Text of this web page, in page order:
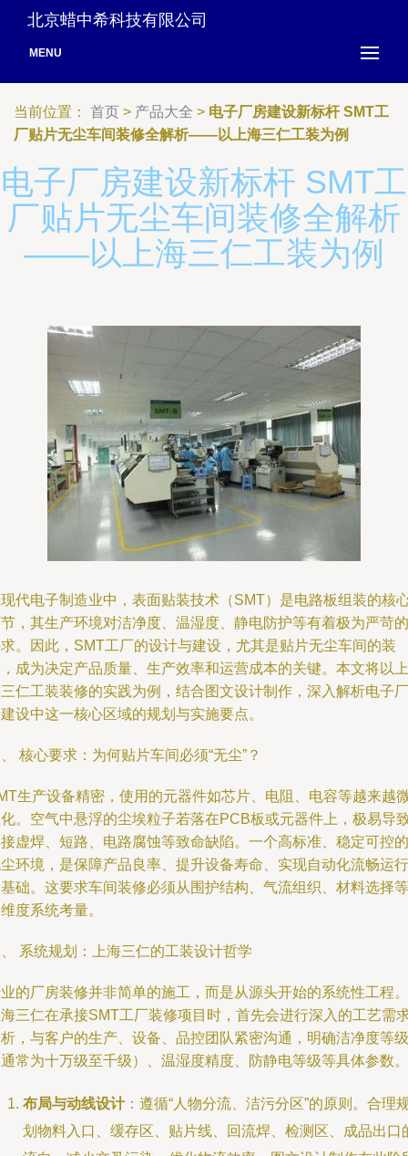
北京蜡中希科技有限公司
MENU
当前位置： 首页 > 产品大全 > 电子厂房建设新标杆 SMT工
厂贴片无尘车间装修全解析——以上海三仁工装为例
电子厂房建设新标杆 SMT工
厂贴片无尘车间装修全解析
——以上海三仁工装为例
代电子制造业中，表面贴装技术（SMT）是电路板组装的核
，其生产环境对洁净度、温湿度、静电防护等有着极为严苛的
。因此，SMT工厂的设计与建设，尤其是贴片无尘车间的装
成为决定产品质量、生产效率和运营成本的关键。本文将以上
仁工装装修的实践为例，结合图文设计制作，深入解析电子厂
设中这一核心区域的规划与实施要点。
核心要求：为何贴片车间必须“无尘”？
生产设备精密，使用的元器件如芯片、电阻、电容等越来越
。空气中悬浮的尘埃粒子若落在PCB板或元器件上，极易导
虚焊、短路、电路腐蚀等致命缺陷。一个高标准、稳定可控的
环境，是保障产品良率、提升设备寿命、实现自动化流畅运行
础。这要求车间装修必须从围护结构、气流组织、材料选择等
度系统考量。
系统规划：上海三仁的工装设计哲学
的厂房装修并非简单的施工，而是从源头开始的系统性工程。
三仁在承接SMT工厂装修项目时，首先会进行深入的工艺需
，与客户的生产、设备、品控团队紧密沟通，明确洁净度等级
常为十万级至千级）、温湿度精度、防静电等级等具体参数。
布局与动线设计：遵循“人物分流、洁污分区”的原则。合理
划物料入口、缓存区、贴片线、回流焊、检测区、成品出口